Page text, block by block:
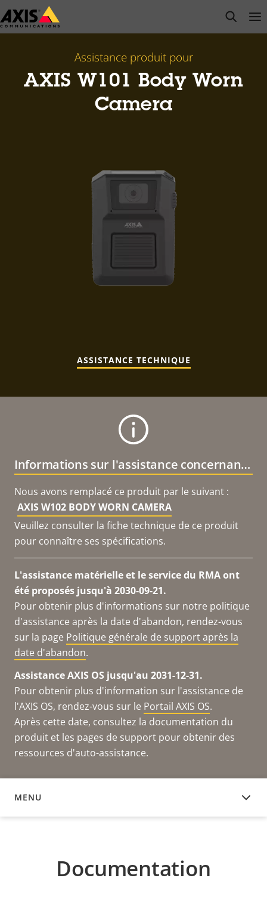
Passer
au
open
Assistance produit pour
AXIS W101 Body Worn
Camera
ASSISTANCE TECHNIQUE
Informations sur l'assistance concernant le produit
Nous avons remplacé ce produit par le suivant :
AXIS W102 BODY WORN CAMERA
Veuillez consulter la fiche technique de ce produit
pour connaître ses spécifications.
L'assistance matérielle et le service du RMA ont
été proposés jusqu'à 2030-09-21.
Pour obtenir plus d'informations sur notre politique
d'assistance après la date d'abandon, rendez-vous
sur la page Politique générale de support après la
date d'abandon.
Assistance AXIS OS jusqu'au 2031-12-31.
Pour obtenir plus d'information sur l'assistance de
l'AXIS OS, rendez-vous sur le Portail AXIS OS.
Après cette date, consultez la documentation du
produit et les pages de support pour obtenir des
ressources d'auto-assistance.
MENU
DOCUMENTATION
Documentation